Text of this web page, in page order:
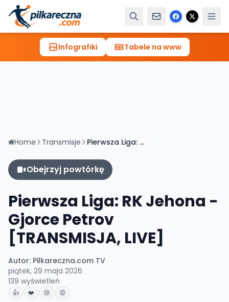
Infografiki Tabele na www
Home Transmisje Pierwsza Liga: RK Jehona - Gjorce Petrov [TRANSMISJA, LIVE]
Obejrzyj powtórkę
Pierwsza Liga: RK Jehona -
Gjorce Petrov
[TRANSMISJA, LIVE]
Autor: Pilkareczna.com TV
piątek, 29 maja 2026
139 wyświetleń
👍 ❤️ 😢 😡